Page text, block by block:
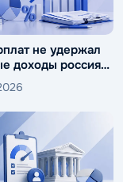
не удержал
доходы россиян